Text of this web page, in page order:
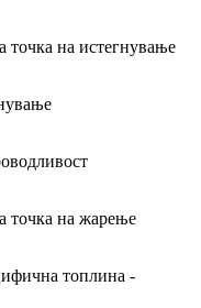
точка на истегнување
точка на жарење
топлина -